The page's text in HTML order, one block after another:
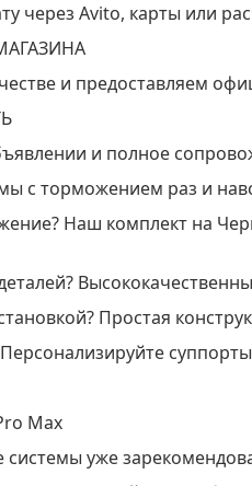
через Avito, карты или
и предоставляем
и полное
с торможением раз и
Наш комплект на
Простая
Персонализируйте
Max
уже